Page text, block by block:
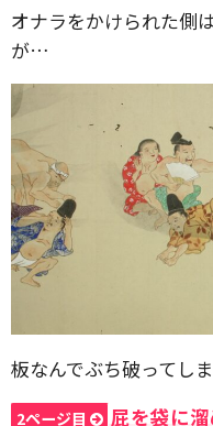
オナラをかけられた側
が…
板なんでぶち破ってし
2ページ目
屁を袋に